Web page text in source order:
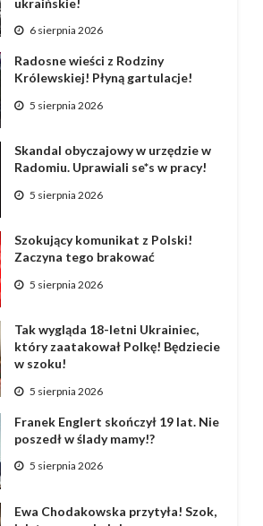
ukraińskie!
6 sierpnia 2026
Radosne wieści z Rodziny
Królewskiej! Płyną gartulacje!
5 sierpnia 2026
Skandal obyczajowy w urzędzie w
Radomiu. Uprawiali se*s w pracy!
5 sierpnia 2026
Szokujący komunikat z Polski!
Zaczyna tego brakować
5 sierpnia 2026
Tak wygląda 18-letni Ukrainiec,
który zaatakował Polkę! Będziecie
w szoku!
5 sierpnia 2026
Franek Englert skończył 19 lat. Nie
poszedł w ślady mamy!?
5 sierpnia 2026
Ewa Chodakowska przytyła! Szok,